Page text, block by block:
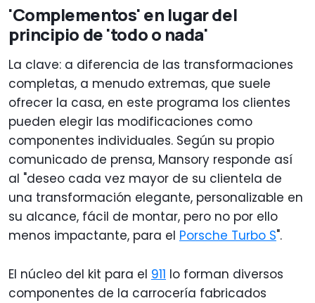
'Complementos' en lugar del
principio de 'todo o nada'
La clave: a diferencia de las transformaciones
completas, a menudo extremas, que suele
ofrecer la casa, en este programa los clientes
pueden elegir las modificaciones como
componentes individuales. Según su propio
comunicado de prensa, Mansory responde así
al "deseo cada vez mayor de su clientela de
una transformación elegante, personalizable en
su alcance, fácil de montar, pero no por ello
menos impactante, para el Porsche Turbo S".
El núcleo del kit para el 911 lo forman diversos
componentes de la carrocería fabricados